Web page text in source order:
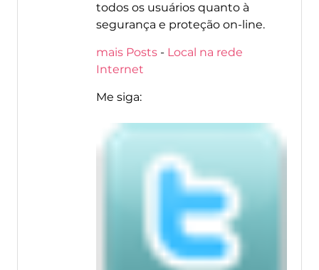
todos os usuários quanto à
segurança e proteção on-line.
mais Posts- Local na rede
Internet
Me siga: